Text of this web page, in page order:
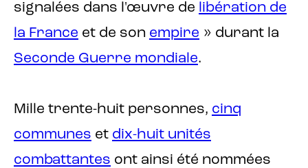
signalées dans l'œuvre de libération de
la France et de son empire » durant la
Seconde Guerre mondiale.
Mille trente-huit personnes, cinq
communes et dix-huit unités
combattantes ont ainsi été nommées